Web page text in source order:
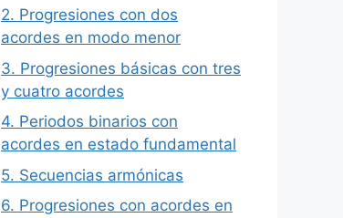
2. Progresiones con dos
acordes en modo menor
3. Progresiones básicas con tres
y cuatro acordes
4. Periodos binarios con
acordes en estado fundamental
5. Secuencias armónicas
6. Progresiones con acordes en